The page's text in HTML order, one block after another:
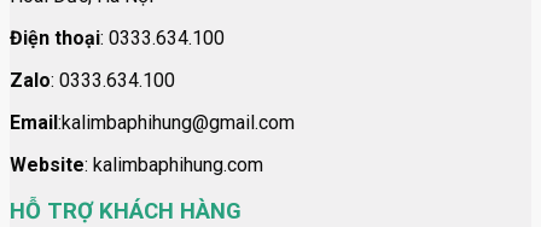
Điện thoại: 0333.634.100
Zalo: 0333.634.100
Email:kalimbaphihung@gmail.com
Website: kalimbaphihung.com
HỖ TRỢ KHÁCH HÀNG